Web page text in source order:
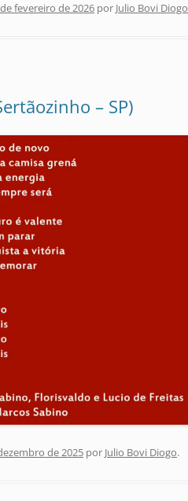
fevereiro de 2026 por Julio Bovi Diogo
– SP)
de 2025 por Julio Bovi Diogo.